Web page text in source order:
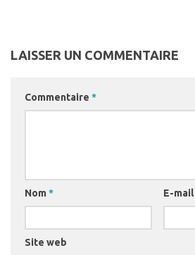
LAISSER UN COMMENTAIRE
Commentaire *
Nom * E-mail
Site web